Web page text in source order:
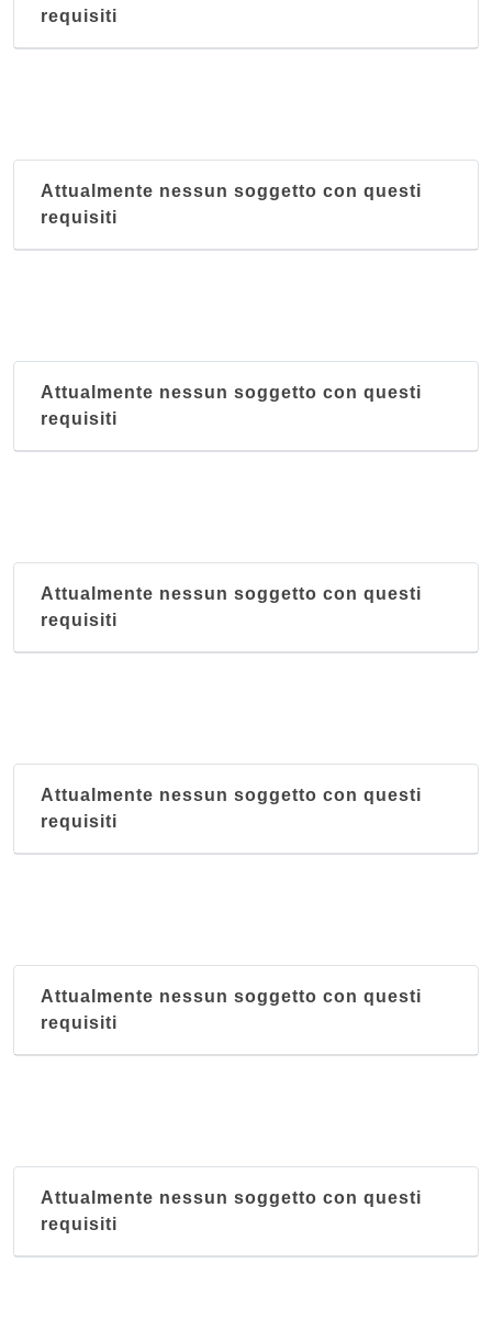
requisiti
Attualmente nessun soggetto con questi
requisiti
Attualmente nessun soggetto con questi
requisiti
Attualmente nessun soggetto con questi
requisiti
Attualmente nessun soggetto con questi
requisiti
Attualmente nessun soggetto con questi
requisiti
Attualmente nessun soggetto con questi
requisiti